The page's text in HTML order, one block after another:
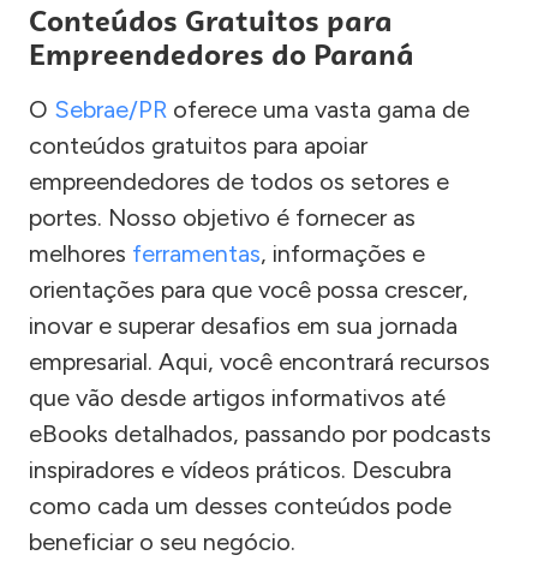
Conteúdos Gratuitos para
Empreendedores do Paraná
O Sebrae/PR oferece uma vasta gama de
conteúdos gratuitos para apoiar
empreendedores de todos os setores e
portes. Nosso objetivo é fornecer as
melhores ferramentas, informações e
orientações para que você possa crescer,
inovar e superar desafios em sua jornada
empresarial. Aqui, você encontrará recursos
que vão desde artigos informativos até
eBooks detalhados, passando por podcasts
inspiradores e vídeos práticos. Descubra
como cada um desses conteúdos pode
beneficiar o seu negócio.